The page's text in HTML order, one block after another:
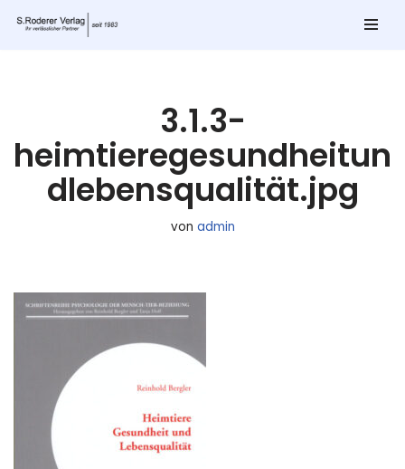
3.1.3-
heimtieregesundheitun
dlebensqualität.jpg
von admin